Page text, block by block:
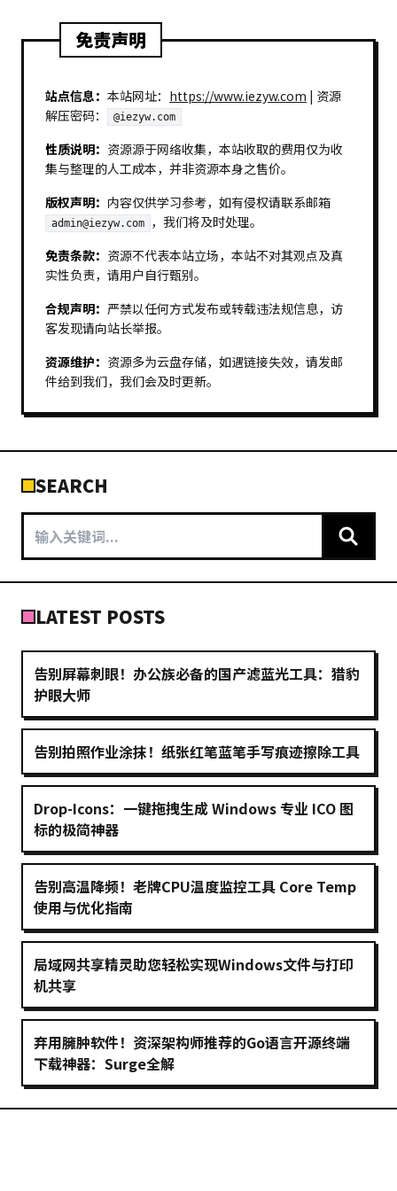
免责声明
站点信息： 本站网址： https://www.iezyw.com | 资源
解压密码：
@iezyw.com
性质说明： 资源源于网络收集，本站收取的费用仅为收
集与整理的人工成本，并非资源本身之售价。
版权声明： 内容仅供学习参考，如有侵权请联系邮箱
admin@iezyw.com
，我们将及时处理。
免责条款： 资源不代表本站立场，本站不对其观点及真
实性负责，请用户自行甄别。
合规声明： 严禁以任何方式发布或转载违法规信息，访
客发现请向站长举报。
资源维护： 资源多为云盘存储，如遇链接失效，请发邮
件给到我们，我们会及时更新。
SEARCH
LATEST POSTS
告别屏幕刺眼！办公族必备的国产滤蓝光工具：猎豹
护眼大师
告别拍照作业涂抹！纸张红笔蓝笔手写痕迹擦除工具
Drop-Icons：一键拖拽生成 Windows 专业 ICO 图
标的极简神器
告别高温降频！老牌CPU温度监控工具 Core Temp
使用与优化指南
局域网共享精灵助您轻松实现Windows文件与打印
机共享
弃用臃肿软件！资深架构师推荐的Go语言开源终端
下载神器：Surge全解